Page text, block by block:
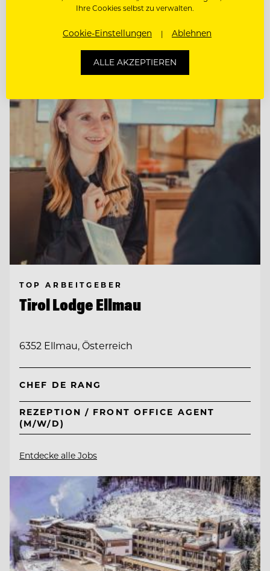
CHEF DE RANG IM PUR 2* (M/W/D)
COMMIS DE RANG (M/W/D)
Entdecke alle Jobs
TOP ARBEITGEBER
Tirol Lodge Ellmau
6352 Ellmau, Österreich
CHEF DE RANG
REZEPTION / FRONT OFFICE AGENT
(M/W/D)
Entdecke alle Jobs
Ihre Cookies selbst zu verwalten.
Cookie-Einstellungen Ablehnen
ALLE AKZEPTIEREN